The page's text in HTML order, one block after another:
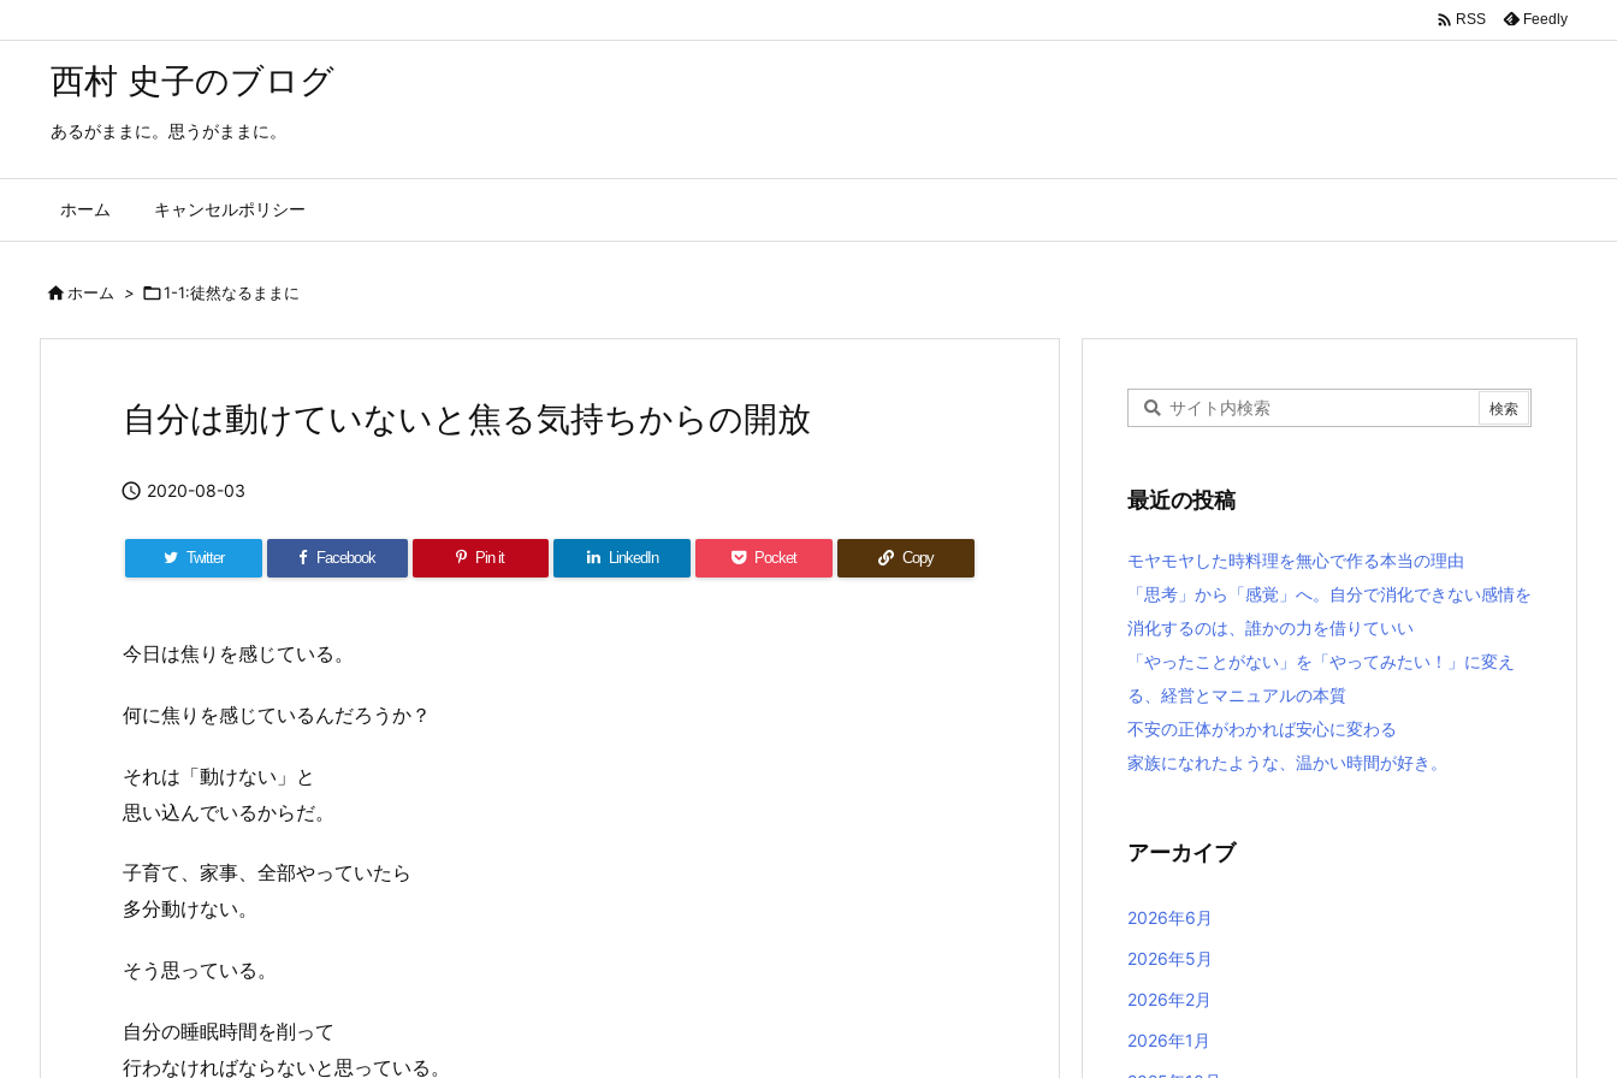
西村 史子のブログ
あるがままに。思うがままに。
ホーム キャンセルポリシー
 RSS Feedly
ホーム > 1-1:徒然なるままに
自分は動けていないと焦る気持ちからの開放
 2020-08-03
Twitter Facebook Pin it LinkedIn Pocket Copy
今日は焦りを感じている。
何に焦りを感じているんだろうか？
それは「動けない」と
思い込んでいるからだ。
子育て、家事、全部やっていたら
多分動けない。
そう思っている。
自分の睡眠時間を削って
行わなければならないと思っている。
最近の投稿
モヤモヤした時料理を無心で作る本当の理由
「思考」から「感覚」へ。自分で消化できない感情を
消化するのは、誰かの力を借りていい
「やったことがない」を「やってみたい！」に変え
る、経営とマニュアルの本質
不安の正体がわかれば安心に変わる
家族になれたような、温かい時間が好き。
アーカイブ
2026年6月
2026年5月
2026年2月
2026年1月